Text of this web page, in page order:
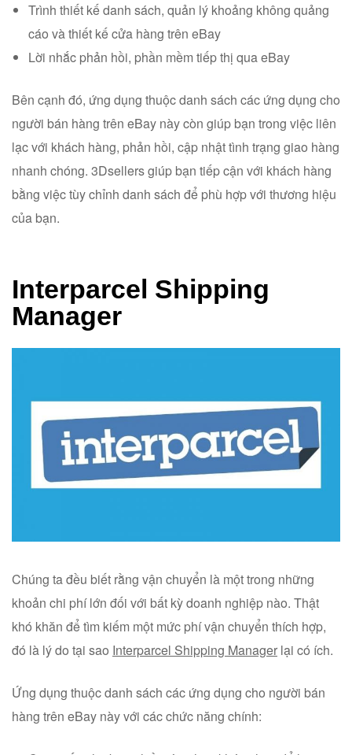
Trình thiết kế danh sách, quản lý khoảng không quảng
cáo và thiết kế cửa hàng trên eBay
Lời nhắc phản hồi, phần mềm tiếp thị qua eBay
Bên cạnh đó, ứng dụng thuộc danh sách các ứng dụng cho
người bán hàng trên eBay này còn giúp bạn trong việc liên
lạc với khách hàng, phản hồi, cập nhật tình trạng giao hàng
nhanh chóng. 3Dsellers giúp bạn tiếp cận với khách hàng
bằng việc tùy chỉnh danh sách để phù hợp với thương hiệu
của bạn.
Interparcel Shipping
Manager
Chúng ta đều biết rằng vận chuyển là một trong những
khoản chi phí lớn đối với bất kỳ doanh nghiệp nào. Thật
khó khăn để tìm kiếm một mức phí vận chuyển thích hợp,
đó là lý do tại sao Interparcel Shipping Manager lại có ích.
Ứng dụng thuộc danh sách các ứng dụng cho người bán
hàng trên eBay này với các chức năng chính: